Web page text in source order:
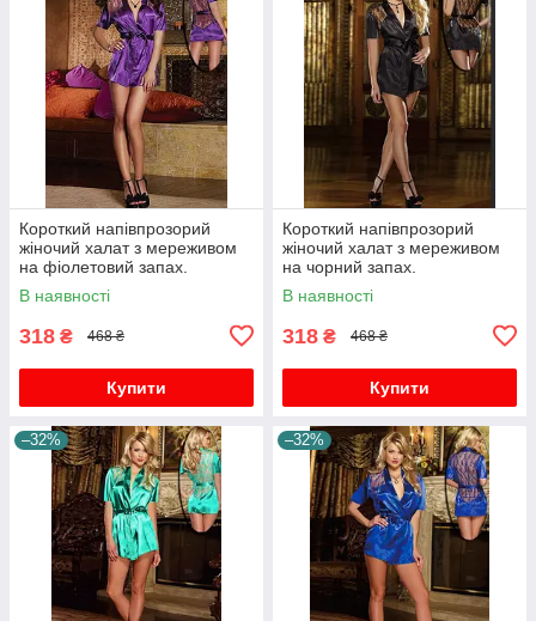
Короткий напівпрозорий
жіночий халат з мереживом
на фіолетовий запах.
В наявності
318 ₴ 468 ₴
Купити
Короткий напівпрозорий
жіночий халат з мереживом
на чорний запах.
В наявності
318 ₴ 468 ₴
Купити
–32% –32%